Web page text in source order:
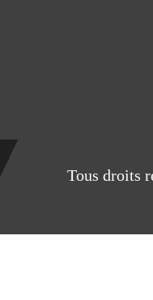
Tous droits